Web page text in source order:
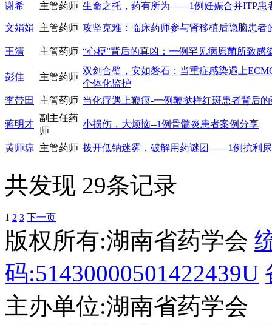
谢希 主管药师 生命之托，药有所为——1例妊娠合并ITP患
文娟娟 主管药师 攻坚克难：临床药师参与肾移植后隐脑患者
王清 主管药师 “心梗”背后的真凶：一例罕见病原菌所致感
彭佳 主管药师
双剑合璧，安如磐石：当重症感染遇上
个体化监护
李带田
主管药师 当化疗遇上鞭痕-一例鞭挞样红斑患者背后
蒋明才
副主任药
师
小损伤，大烦恼--1例骨髓炎患者案例分享
黄师琼 主管药师 拨开低钠迷雾，破解用药谜团——1例抗利
共发现 29条记录
1 2 3 下一页
版权所有:湖南省药学会
码:51430000501422439U
主办单位:湖南省药学会